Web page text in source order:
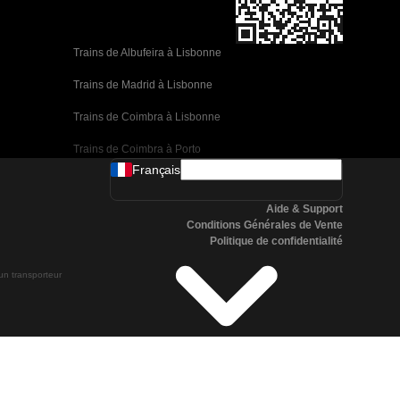
Trains de Albufeira à Lisbonne
Trains de Madrid à Lisbonne
Trains de Coimbra à Lisbonne
Trains de Coimbra à Porto
Trains de Valence à Barcelone
Trains de Malaga à Barcelone
Trains de Malaga à Madrid
Trains de Cordoue à Madrid
transporteur
Français
Aide & Support
Conditions Générales de Vente
Politique de confidentialité